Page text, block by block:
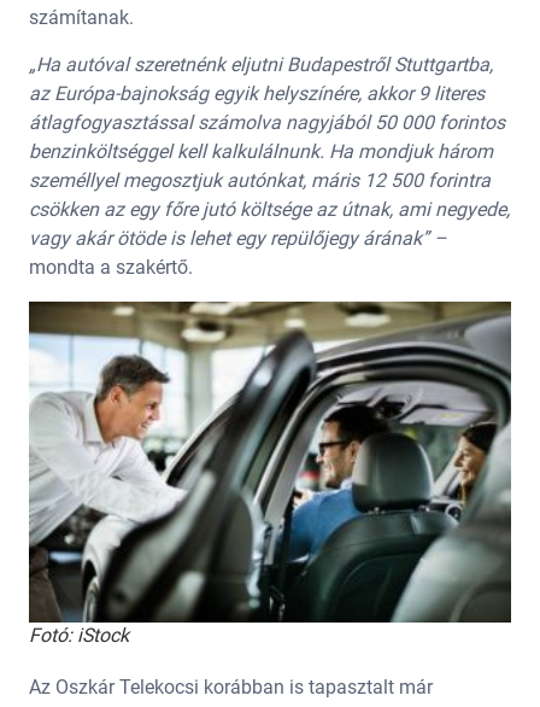
számítanak.
„Ha autóval szeretnénk eljutni Budapestről Stuttgartba,
az Európa-bajnokság egyik helyszínére, akkor 9 literes
átlagfogyasztással számolva nagyjából 50 000 forintos
benzinköltséggel kell kalkulálnunk. Ha mondjuk három
személlyel megosztjuk autónkat, máris 12 500 forintra
csökken az egy főre jutó költsége az útnak, ami negyede,
vagy akár ötöde is lehet egy repülőjegy árának” –
mondta a szakértő.
Fotó: iStock
Az Oszkár Telekocsi korábban is tapasztalt már